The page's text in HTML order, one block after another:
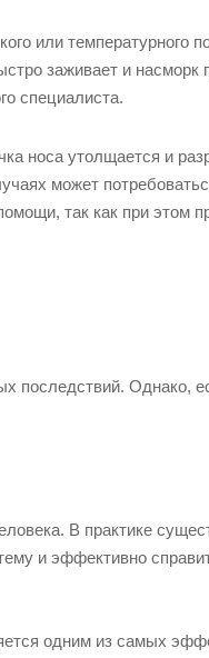
или температурного
заживает и насморк
специалиста.
носа утолщается и
может
так как при этом
последствий. Однако,
В практике
и эффективно
одним из самых